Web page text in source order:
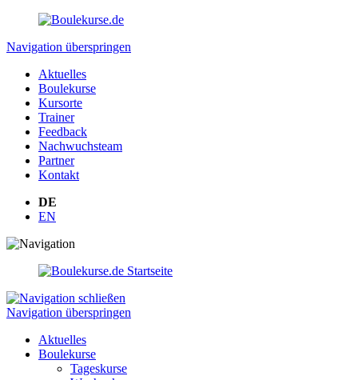
Navigation überspringen
Aktuelles
Boulekurse
Kursorte
Trainer
Feedback
Nachwuchsteam
Partner
Kontakt
DE
EN
Navigation überspringen
Aktuelles
Boulekurse
Tageskurse